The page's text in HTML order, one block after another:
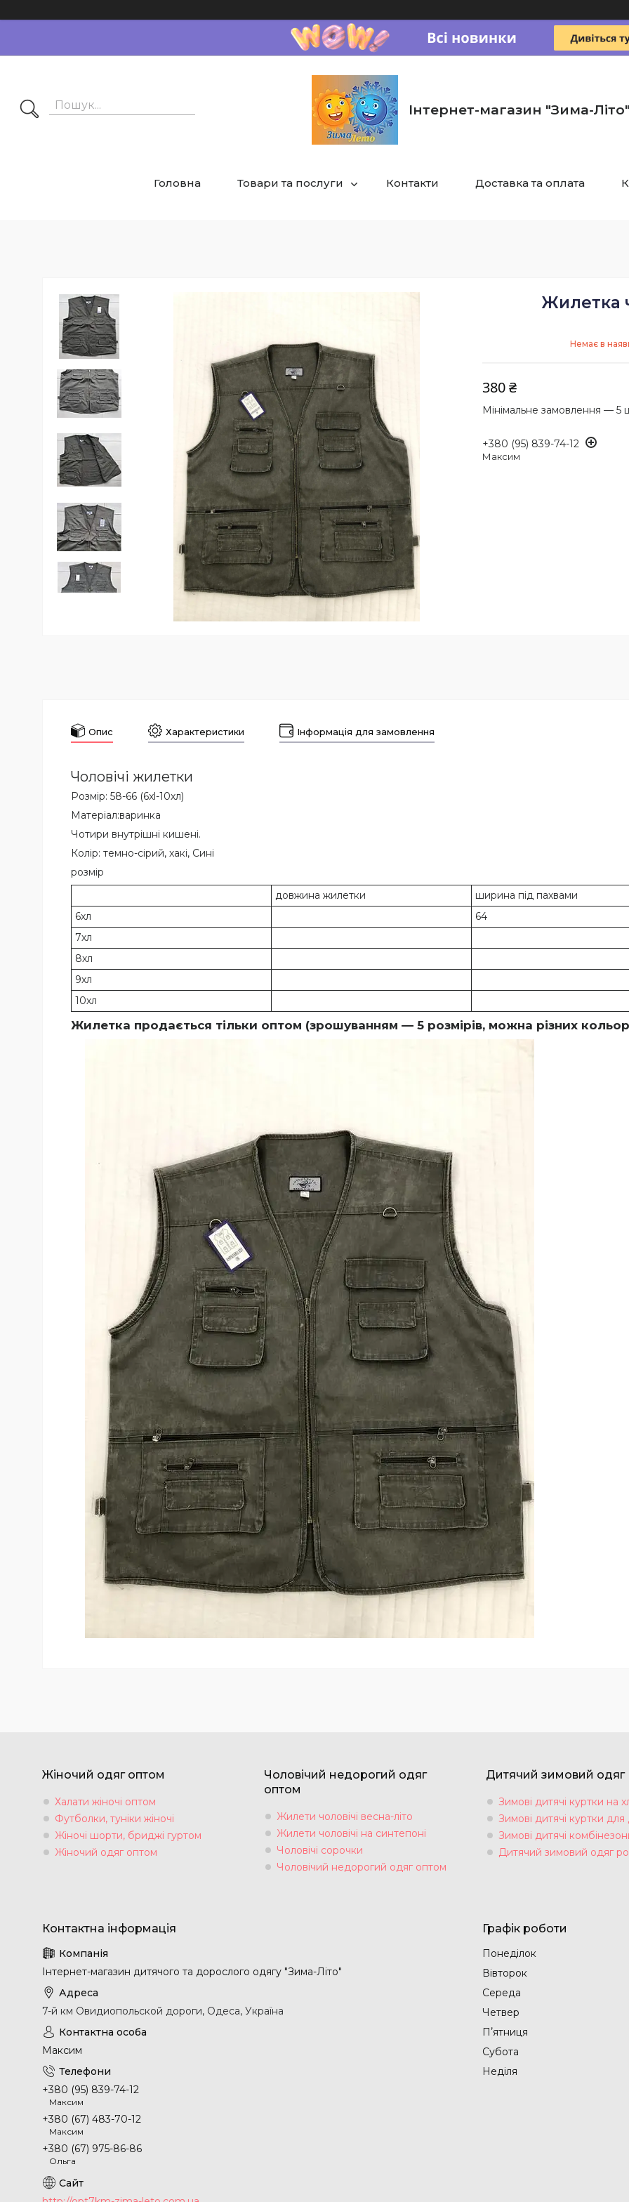
Інтернет-магазин "Зима-
Головна Товари та послуги Контакти Доставка та оплата
Жилетка
Немає в
380 ₴
Мінімальне замовлення — 5
+380 (95) 839-74-12
Максим
Опис Характеристики Інформація для замовлення
Чоловічі жилетки
Розмір: 58-66 (6xl-10хл)
Матеріал:варинка
Чотири внутрішні кишені.
Колір: темно-сірий, хакі, Сині
розмір
довжина жилетки
ширина під пахвами
6хл
64
7хл
8хл
9хл
10хл
Жилетка продається тільки оптом (зрошуванням — 5 розмірів, можна різних
Жіночий одяг оптом
Халати жіночі оптом
Футболки, туніки жіночі
Жіночі шорти, бриджі гуртом
Жіночий одяг оптом
Чоловічий недорогий одяг
оптом
Жилети чоловічі весна-літо
Жилети чоловічі на синтепоні
Чоловічі сорочки
Чоловічий недорогий одяг оптом
Дитячий зимовий одяг
Зимові дитячі куртки на
Зимові дитячі куртки для
Зимові дитячі
Дитячий зимовий одяг
Інтернет-магазин дитячого та дорослого одягу "Зима-Літо"
7-й км Овидиопольской дороги, Одеса, Україна
Максим
+380 (95) 839-74-12
Максим
+380 (67) 483-70-12
Максим
+380 (67) 975-86-86
Ольга
Графік роботи
Понеділок
Вівторок
Середа
Четвер
Пʼятниця
Субота
Неділя